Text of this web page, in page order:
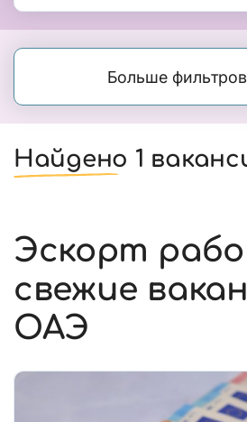
Больше фильтров
Найдено 1
Эскорт
свежие
ОАЭ